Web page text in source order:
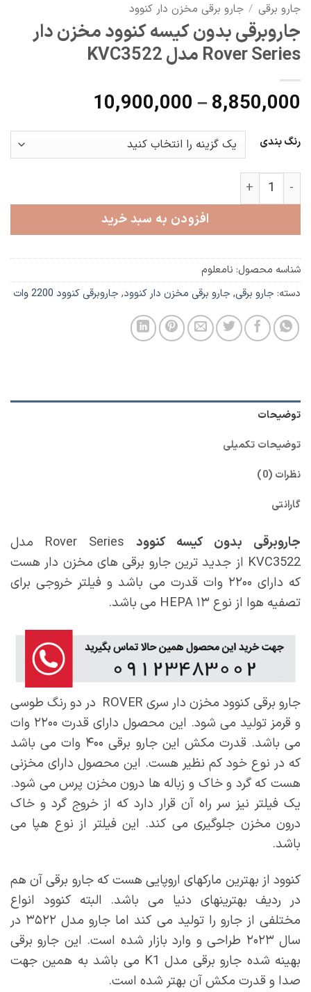
جارو برقی / جارو برقی مخزن دار کنوود
جاروبرقی بدون کیسه کنوود مخزن دار
Rover Series مدل KVC3522
8,850,000
–
10,900,000
8,850,000
تا
رنگ بندی
جاروبرقی بدون کیسه کنوود مخزن دار Rover Series مدل KVC3522 عدد
افزودن به سبد خرید
شناسه محصول: نامعلوم
دسته: جارو برقی, جارو برقی مخزن دار کنوود, جاروبرقی کنوود 2200 وات
توضیحات
توضیحات تکمیلی
نظرات (0)
گارانتی
جاروبرقی بدون کیسه کنوود
Rover Series مدل
KVC3522 از جدید ترین جارو برقی های مخزن دار هست
که دارای ۲۲۰۰ وات قدرت می باشد و فیلتر خروجی برای
تصفیه هوا از نوع HEPA ۱۳ می باشد.
جارو برقی کنوود مخزن دار سری ROVER در دو رنگ طوسی
و قرمز تولید می شود. این محصول دارای قدرت ۲۲۰۰ وات
می باشد. قدرت مکش این جارو برقی ۴۰۰ وات می باشد
که در نوع خود کم نظیر هست. این محصول دارای مخزنی
هست که گرد و خاک و زباله ها درون مخزن پرس می شود.
یک فیلتر نیز سر راه آن قرار دارد که از خروج گرد و خاک
درون مخزن جلوگیری می کند. این فیلتر از نوع هپا می
باشد.
کنوود از بهترین مارکهای اروپایی هست که جارو برقی آن هم
در ردیف بهترینهای دنیا می باشد. البته کنوود انواع
مختلفی از جارو را تولید می کند اما جارو مدل ۳۵۲۲ در
سال ۲۰۲۳ طراحی و وارد بازار شده است. این جارو برقی
بهینه شده جارو برقی مدل K1 می باشد به همین جهت
صدا و قدرت مکش آن بهتر شده است.